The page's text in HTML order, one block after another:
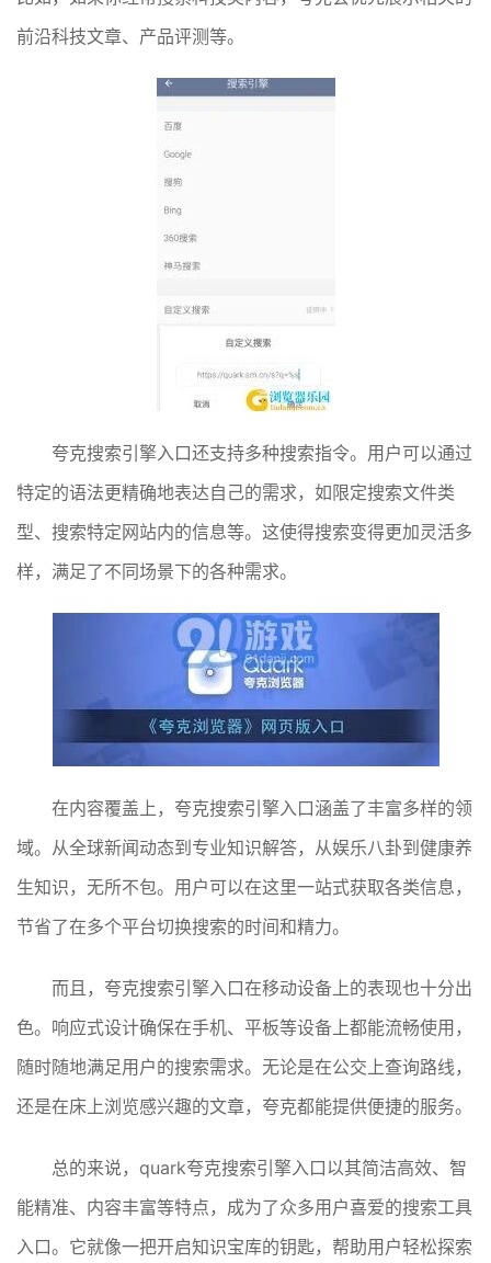
前沿科技文章、产品评测等。
夸克搜索引擎入口还支持多种搜索指令。用户可以通过
特定的语法更精确地表达自己的需求，如限定搜索文件类
型、搜索特定网站内的信息等。这使得搜索变得更加灵活多
样，满足了不同场景下的各种需求。
在内容覆盖上，夸克搜索引擎入口涵盖了丰富多样的领
域。从全球新闻动态到专业知识解答，从娱乐八卦到健康养
生知识，无所不包。用户可以在这里一站式获取各类信息，
节省了在多个平台切换搜索的时间和精力。
而且，夸克搜索引擎入口在移动设备上的表现也十分出
色。响应式设计确保在手机、平板等设备上都能流畅使用，
随时随地满足用户的搜索需求。无论是在公交上查询路线，
还是在床上浏览感兴趣的文章，夸克都能提供便捷的服务。
总的来说，quark夸克搜索引擎入口以其简洁高效、智
能精准、内容丰富等特点，成为了众多用户喜爱的搜索工具
入口。它就像一把开启知识宝库的钥匙，帮助用户轻松探索